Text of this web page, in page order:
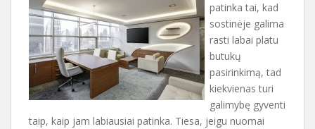
patinka tai, kad
sostinėje galima
rasti labai platu
butukų
pasirinkimą, tad
kiekvienas turi
galimybę gyventi
taip, kaip jam labiausiai patinka. Tiesa, jeigu nuomai